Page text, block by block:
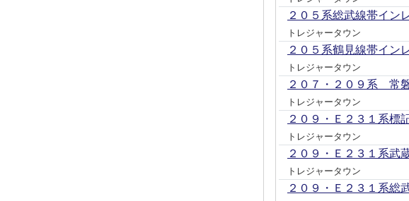
２０５系総武線帯イン
トレジャータウン
２０５系鶴見線帯イン
トレジャータウン
２０７・２０９系 常
トレジャータウン
２０９・Ｅ２３１系標
トレジャータウン
２０９・Ｅ２３１系武
トレジャータウン
２０９・Ｅ２３１系総